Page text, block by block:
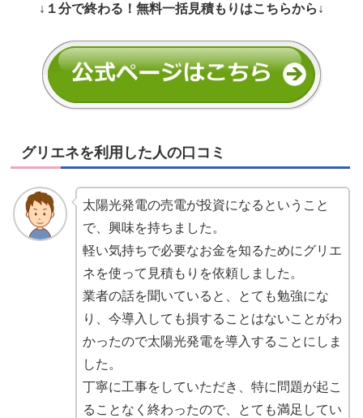
↓１分で終わる！無料一括見積もりはこちらから↓
グリエネを利用した人の口コミ
太陽光発電の売電が投資になるということ
で、興味を持ちました。
軽い気持ちで必要なお金を知るためにグリエ
ネを使って見積もりを依頼しました。
業者の話を聞いていると、とても勉強にな
り、今導入しても損することはないことがわ
かったので太陽光発電を導入することにしま
した。
丁寧に工事をしていただき、特に問題が起こ
ることなく終わったので、とても満足してい